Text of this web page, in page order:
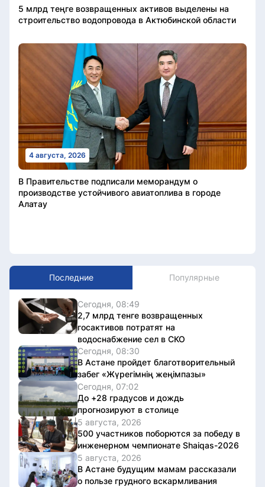
5 млрд теңге возвращенных активов выделены на
строительство водопровода в Актюбинской области
4 августа, 2026
В Правительстве подписали меморандум о
производстве устойчивого авиатоплива в городе
Алатау
Последние Популярные
Сегодня, 08:49
2,7 млрд тенге возвращенных
госактивов потратят на
водоснабжение сел в СКО
Сегодня, 08:30
В Астане пройдет благотворительный
забег «Жүрегімнің жеңімпазы»
Сегодня, 07:02
До +28 градусов и дождь
прогнозируют в столице
5 августа, 2026
500 участников поборются за победу в
инженерном чемпионате Shaiqas-2026
5 августа, 2026
В Астане будущим мамам рассказали
о пользе грудного вскармливания